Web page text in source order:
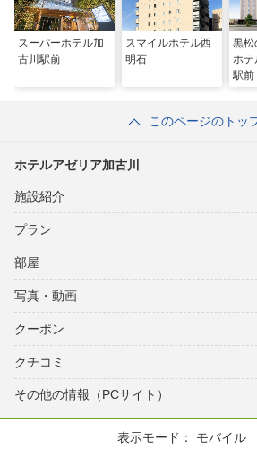
スーパーホテル加
古川駅前
スマイルホテル西
明石
黒
ホテ
駅前
このページのトッ
ホテルアゼリア加古川
施設紹介
プラン
部屋
写真・動画
クーポン
クチコミ
その他の情報（PCサイト）
表示モード： モバイル